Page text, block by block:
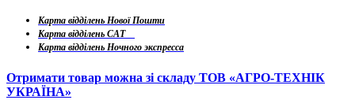
Карта відділень Нової Пошти
Карта відділень САТ
Карта відділень Ночного экспресса
Отримати товар можна зі складу ТОВ «АГРО-ТЕХНІК
УКРАЇНА»